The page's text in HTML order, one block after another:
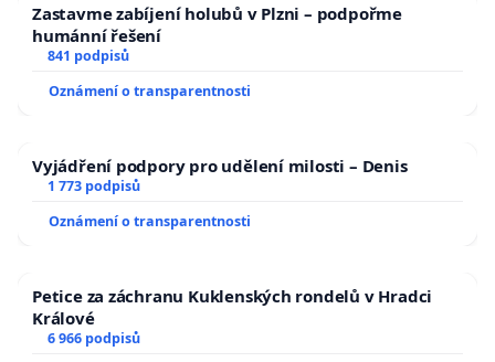
Zastavme zabíjení holubů v Plzni – podpořme
humánní řešení
841 podpisů
Oznámení o transparentnosti
Vyjádření podpory pro udělení milosti – Denis
1 773 podpisů
Oznámení o transparentnosti
Petice za záchranu Kuklenských rondelů v Hradci
Králové
6 966 podpisů